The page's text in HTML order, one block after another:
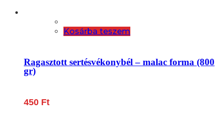
Kosárba teszem
Ragasztott sertésvékonybél – malac forma (800
gr)
450 Ft